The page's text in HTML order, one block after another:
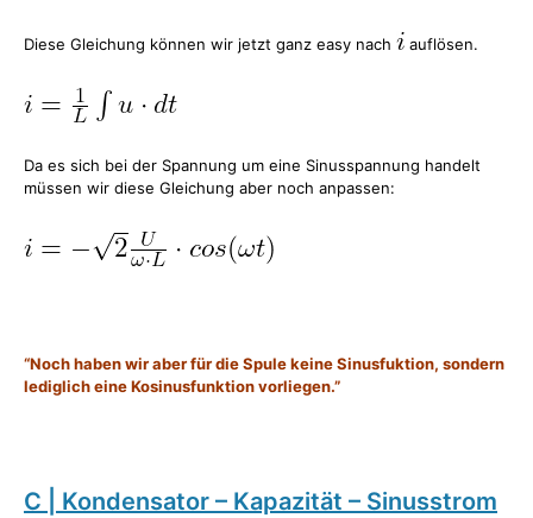
Diese Gleichung können wir jetzt ganz easy nach auflösen.
Da es sich bei der Spannung um eine Sinusspannung handelt
müssen wir diese Gleichung aber noch anpassen:
“Noch haben wir aber für die Spule keine Sinusfuktion, sondern
lediglich eine Kosinusfunktion vorliegen.”
C | Kondensator – Kapazität – Sinusstrom